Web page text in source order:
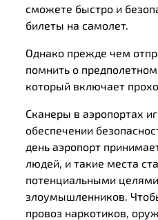
сможете быстро и
билеты на самолет.
Однако прежде чем
помнить о
который включает
Сканеры в аэропортах
обеспечении
день аэропорт
людей, и такие места
потенциальными
злоумышленников.
провоз наркотиков,